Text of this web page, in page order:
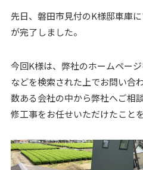
先日、磐田市見付のK様邸車庫
が完了しました。
今回K様は、弊社のホームペー
などを検索された上でお問い合
数ある会社の中から弊社へご相
修工事をお任せいただけたこと